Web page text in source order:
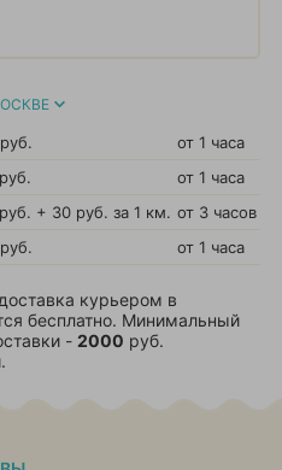
от 1 часа
от 1 часа
+ 30 руб. за 1 км. от 3 часов
от 1 часа
курьером в
бесплатно. Минимальный
- 2000 руб.